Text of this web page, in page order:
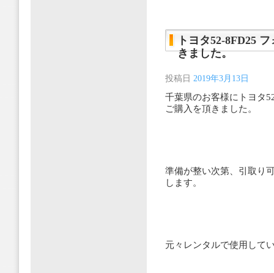
トヨタ52-8FD25
きました。
投稿日 2019年3月13日
千葉県のお客様にトヨタ
ご購入を頂きました。
準備が整い次第、引取り
します。
元々レンタルで使用して